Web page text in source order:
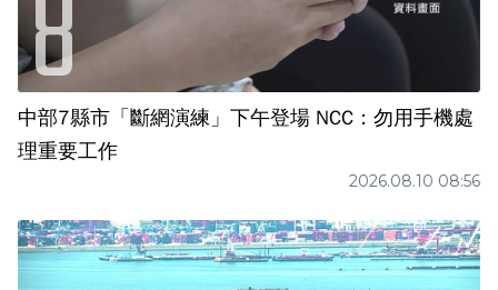
中部7縣市「斷網演練」下午登場 NCC：勿用手機處
理重要工作
2026.08.10 08:56